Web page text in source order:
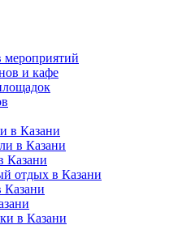
мероприятий
и кафе
в Казани
в Казани
Казани
отдых в Казани
Казани
в Казани